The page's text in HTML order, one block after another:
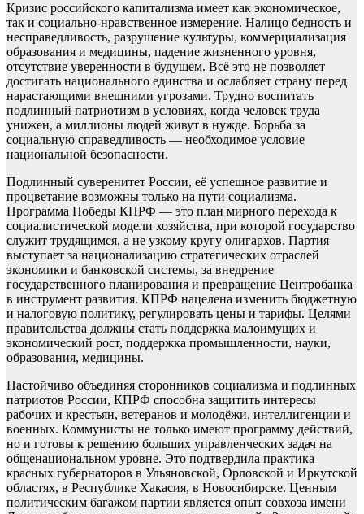
Кризис российского капитализма имеет как экономическое,
так и социально-нравственное измерение. Налицо бедность и
несправедливость, разрушение культуры, коммерциализация
образования и медицины, падение жизненного уровня,
отсутствие уверенности в будущем. Всё это не позволяет
достигать национального единства и ослабляет страну перед
нарастающими внешними угрозами. Трудно воспитать
подлинный патриотизм в условиях, когда человек труда
унижен, а миллионы людей живут в нужде. Борьба за
социальную справедливость — необходимое условие
национальной безопасности.
Подлинный суверенитет России, её успешное развитие и
процветание возможны только на пути социализма.
Программа Победы КПРФ — это план мирного перехода к
социалистической модели хозяйства, при которой государство
служит трудящимся, а не узкому кругу олигархов. Партия
выступает за национализацию стратегических отраслей
экономики и банковской системы, за внедрение
государственного планирования и превращение Центробанка
в инструмент развития. КПРФ нацелена изменить бюджетную
и налоговую политику, регулировать цены и тарифы. Целями
правительства должны стать поддержка малоимущих и
экономический рост, поддержка промышленности, науки,
образования, медицины.
Настойчиво объединяя сторонников социализма и подлинных
патриотов России, КПРФ способна защитить интересы
рабочих и крестьян, ветеранов и молодёжи, интеллигенции и
военных. Коммунисты не только имеют программу действий,
но и готовы к решению больших управленческих задач на
общенациональном уровне. Это подтвердила практика
красных губернаторов в Ульяновской, Орловской и Иркутской
областях, в Республике Хакасия, в Новосибирске. Ценным
политическим багажом партии является опыт совхоза имени